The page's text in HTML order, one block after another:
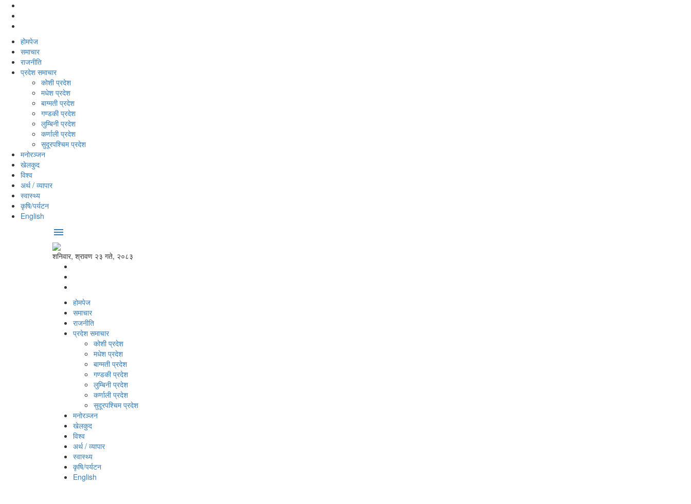
होमपेज
समाचार
राजनीति
प्रदेश समाचार
कोशी प्रदेश
मधेश प्रदेश
बाग्मती प्रदेश
गण्डकी प्रदेश
लुम्बिनी प्रदेश
कर्णाली प्रदेश
सुदूरपश्‍चिम प्रदेश
मनोरञ्‍जन
खेलकुद
विश्‍व
अर्थ / व्यापार
स्वास्थ्य
कृषि/पर्यटन
English
menu
शनिवार, श्रावण २३ गते, २०८३
होमपेज
समाचार
राजनीति
प्रदेश समाचार
कोशी प्रदेश
मधेश प्रदेश
बाग्मती प्रदेश
गण्डकी प्रदेश
लुम्बिनी प्रदेश
कर्णाली प्रदेश
सुदूरपश्‍चिम प्रदेश
मनोरञ्‍जन
खेलकुद
विश्‍व
अर्थ / व्यापार
स्वास्थ्य
कृषि/पर्यटन
English